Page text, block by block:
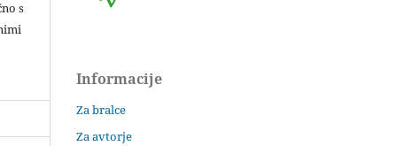
s
Informacije
Za bralce
Za avtorje